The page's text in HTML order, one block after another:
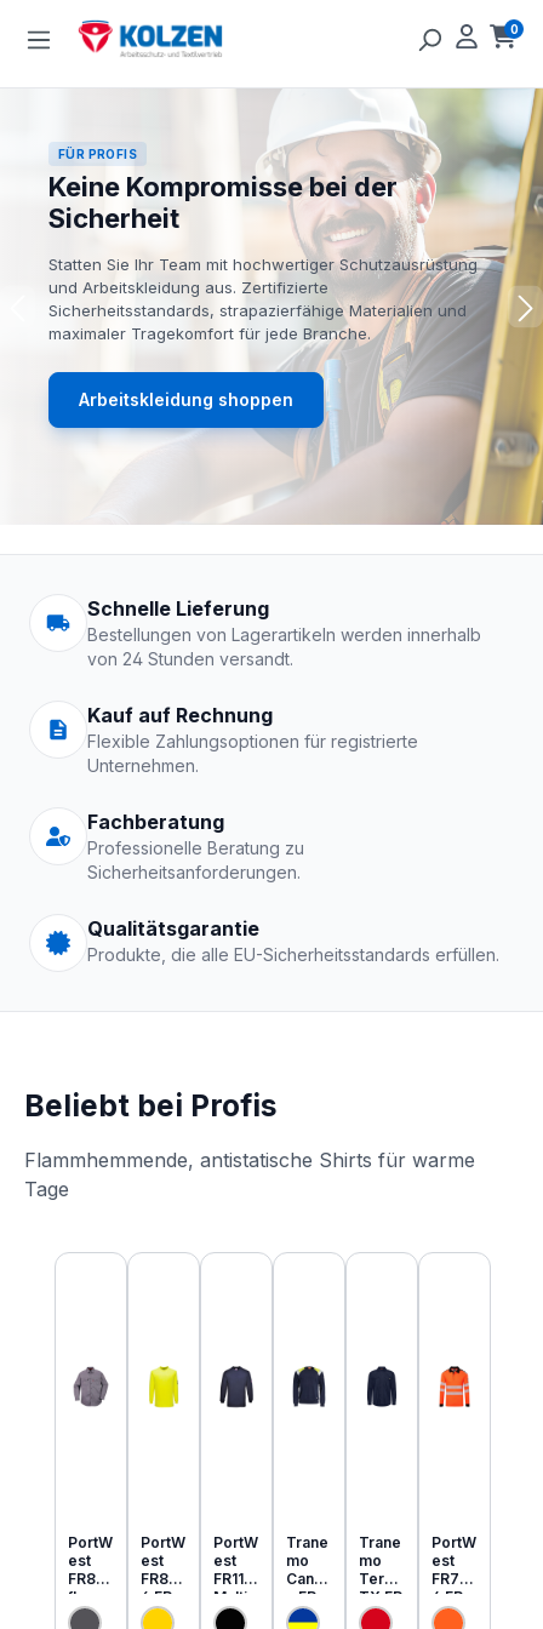
Zum Hauptinhalt springen 0
FÜR PROFIS
Keine Kompromisse bei der
Sicherheit
Statten Sie Ihr Team mit hochwertiger Schutzausrüstung
und Arbeitskleidung aus. Zertifizierte
Sicherheitsstandards, strapazierfähige Materialien und
maximaler Tragekomfort für jede Branche.
Arbeitskleidung shoppen
Arbeitskleidung |
Schnelle Lieferung
Bestellungen von Lagerartikeln werden innerhalb
von 24 Stunden versandt.
Kauf auf Rechnung
Flexible Zahlungsoptionen für registrierte
Unternehmen.
Fachberatung
Professionelle Beratung zu
Sicherheitsanforderungen.
Qualitätsgarantie
Produkte, die alle EU-Sicherheitsstandards erfüllen.
Beliebt bei Profis
Flammhemmende, antistatische Shirts für warme
Tage
Produktgalerie überspringen
PortW
est
FR89
flamm
hemm
PortW
est
FR80
6 FR
MultiN
PortW
est
FR11
Multi
Norm
Trane
mo
Cante
x FR
MultiN
Trane
mo
Tera
TX FR
leicht
PortW
est
FR73
4 FR
MultiN